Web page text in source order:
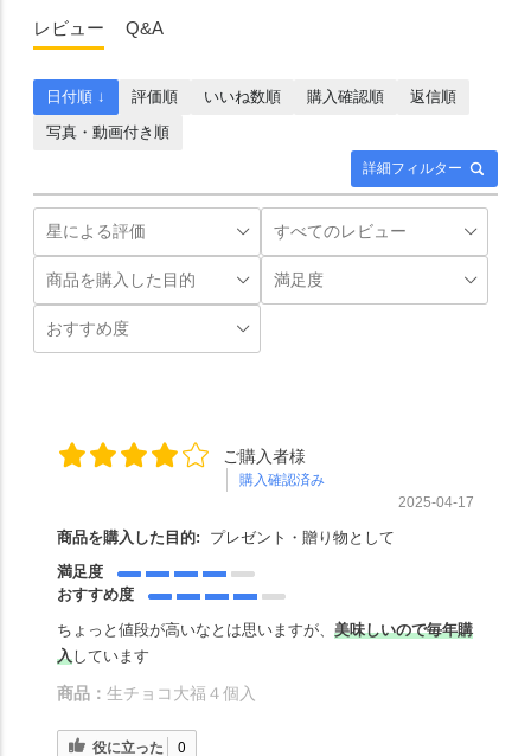
レビュー Q&A
詳細フィルター
日付順 ↓ 評価順 いいね数順 購入確認順
返信順
写真・動画付き順
ご購入者様
購入確認済み
2025-04-17
商品を購入した目的:
プレゼント・贈り物として
満足度
おすすめ度
ちょっと値段が高いなとは思いますが、 美味しいので毎年購
入しています
商品： 生チョコ大福４個入
役に立った 0